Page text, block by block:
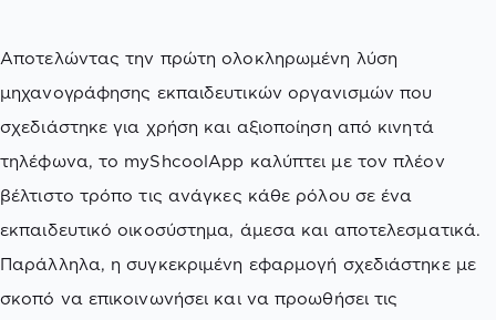
Αποτελώντας την πρώτη ολοκληρωμένη λύση
μηχανογράφησης εκπαιδευτικών οργανισμών που
σχεδιάστηκε για χρήση και αξιοποίηση από κινητά
τηλέφωνα, το myShcoolApp καλύπτει με τον πλέον
βέλτιστο τρόπο τις ανάγκες κάθε ρόλου σε ένα
εκπαιδευτικό οικοσύστημα, άμεσα και αποτελεσματικά.
Παράλληλα, η συγκεκριμένη εφαρμογή σχεδιάστηκε με
σκοπό να επικοινωνήσει και να προωθήσει τις